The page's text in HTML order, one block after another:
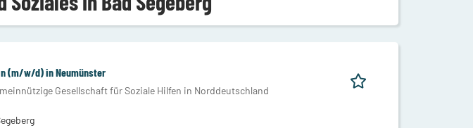
(m/w/d) in Neumünster
Gesellschaft für Soziale Hilfen in Norddeutschland